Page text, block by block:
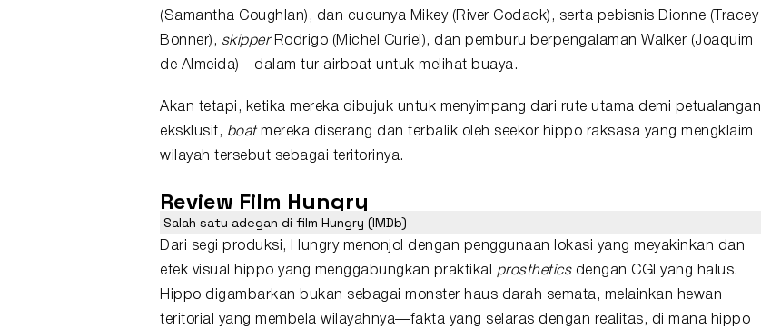
(Samantha Coughlan), dan cucunya Mikey (River Codack), serta pebisnis Dionne (Tracey
Bonner), skipperRodrigo (Michel Curiel), dan pemburu berpengalaman Walker (Joaquim
de Almeida)—dalam tur airboat untuk melihat buaya.
Akan tetapi, ketika mereka dibujuk untuk menyimpang dari rute utama demi petualangan
eksklusif, boatmereka diserang dan terbalik oleh seekor hippo raksasa yang mengklaim
wilayah tersebut sebagai teritorinya.
Review Film Hungry
Salah satu adegan di film Hungry (IMDb)
Dari segi produksi, Hungry menonjol dengan penggunaan lokasi yang meyakinkan dan
efek visual hippo yang menggabungkan praktikal
prostheticsdengan CGI yang halus.
Hippo digambarkan bukan sebagai monster haus darah semata, melainkan hewan
teritorial yang membela wilayahnya—fakta yang selaras dengan realitas, di mana hippo